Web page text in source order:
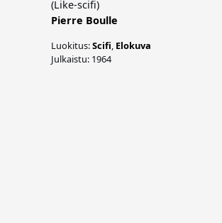
(Like-scifi)
Pierre Boulle
Luokitus:Scifi, Elokuva
Julkaistu: 1964